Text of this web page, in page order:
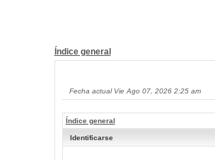
Índice general
Fecha actual Vie Ago 07, 2026 2:25 am
Índice general
Identificarse